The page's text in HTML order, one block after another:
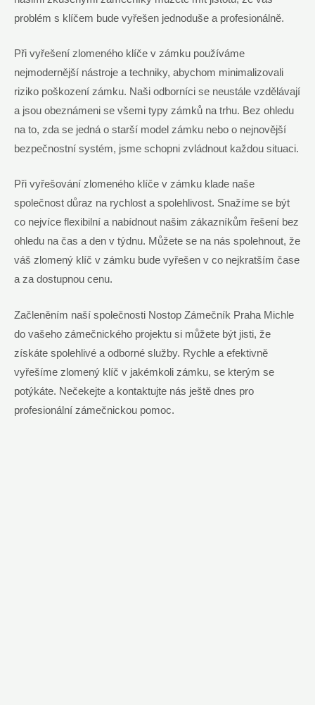
problém s klíčem ‌bude ⁢vyřešen jednoduše​ a profesionálně.
Při vyřešení ‍zlomeného klíče v zámku používáme
nejmodernější⁣ nástroje a techniky, abychom minimalizovali
‌riziko poškození ​zámku. Naši odborníci se ‌neustále ⁤vzdělávají
a jsou obeznámeni se všemi typy⁢ zámků ‍na trhu. Bez ohledu
na to, zda se jedná o starší model zámku nebo o nejnovější
bezpečnostní systém, jsme schopni zvládnout⁤ každou situaci.
Při vyřešování zlomeného klíče​ v zámku klade naše
společnost důraz na rychlost a spolehlivost. Snažíme se být⁤
co nejvíce ​flexibilní a nabídnout našim zákazníkům řešení bez
ohledu na čas ⁣a den v ⁤týdnu.‌ Můžete ⁢se na ‌nás spolehnout, že⁢
váš zlomený klíč‍ v zámku bude vyřešen v‌ co nejkratším⁢ čase⁢
a za⁤ dostupnou​ cenu.
Začleněním naší ​společnosti Nostop Zámečník Praha Michle
do ​vašeho zámečnického projektu si můžete být jisti, že⁢
získáte spolehlivé a⁤ odborné služby. Rychle a ⁢efektivně
vyřešíme ⁣zlomený klíč v jakémkoli ‍zámku, ​se kterým se
potýkáte. Nečekejte a kontaktujte nás ještě dnes pro
profesionální‍ zámečnickou pomoc.